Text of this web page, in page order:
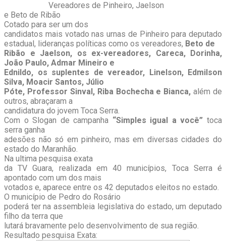
Vereadores de Pinheiro, Jaelson
e Beto de Ribão
Cotado para ser um dos
candidatos mais votado nas urnas de Pinheiro para deputado
estadual, lideranças políticas como os vereadores, Beto de
Ribão e Jaelson, os ex-vereadores, Careca, Dorinha,
João Paulo, Admar Mineiro e
Ednildo, os suplentes de vereador, Linelson, Edmilson
Silva, Moacir Santos, Júlio
Póte, Professor Sinval, Riba Bochecha e Bianca,além de
outros, abraçaram a
candidatura do jovem Toca Serra.
Com o Slogan de campanha “Simples igual a você” toca
serra ganha
adesões não só em pinheiro, mas em diversas cidades do
estado do Maranhão.
Na ultima pesquisa exata
da TV Guara, realizada em 40 municípios, Toca Serra é
apontado com um dos mais
votados e, aparece entre os 42 deputados eleitos no estado.
O município de Pedro do Rosário
poderá ter na assembleia legislativa do estado, um deputado
filho da terra que
lutará bravamente pelo desenvolvimento de sua região.
Resultado pesquisa Exata: